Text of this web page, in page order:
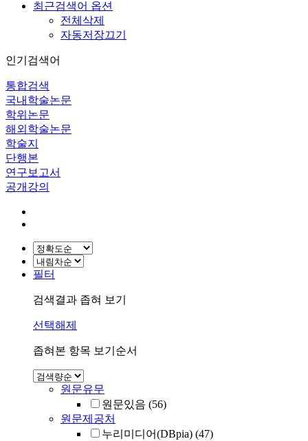
최근검색어 옵션
전체삭제
자동저장끄기
인기검색어
통합검색
국내학술논문
학위논문
해외학술논문
학술지
단행본
연구보고서
공개강의
필터
검색결과 좁혀 보기
선택해제
좁혀본 항목 보기순서
원문유무
원문있음 (56)
원문제공처
누리미디어(DBpia) (47)